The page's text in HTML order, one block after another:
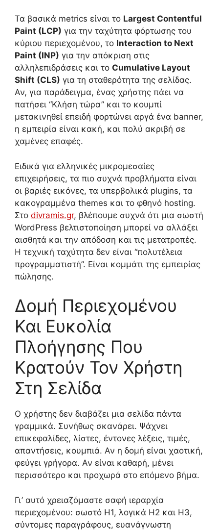
Τα βασικά metrics είναι το Largest Contentful
Paint (LCP) για την ταχύτητα φόρτωσης του
κύριου περιεχομένου, το Interaction to Next
Paint (INP) για την απόκριση στις
αλληλεπιδράσεις και το Cumulative Layout
Shift (CLS) για τη σταθερότητα της σελίδας.
Αν, για παράδειγμα, ένας χρήστης πάει να
πατήσει “Κλήση τώρα” και το κουμπί
μετακινηθεί επειδή φορτώνει αργά ένα banner,
η εμπειρία είναι κακή, και πολύ ακριβή σε
χαμένες επαφές.
Ειδικά για ελληνικές μικρομεσαίες
επιχειρήσεις, τα πιο συχνά προβλήματα είναι
οι βαριές εικόνες, τα υπερβολικά plugins, τα
κακογραμμένα themes και το φθηνό hosting.
Στο divramis.gr, βλέπουμε συχνά ότι μια σωστή
WordPress βελτιστοποίηση μπορεί να αλλάξει
αισθητά και την απόδοση και τις μετατροπές.
Η τεχνική ταχύτητα δεν είναι “πολυτέλεια
προγραμματιστή”. Είναι κομμάτι της εμπειρίας
πώλησης.
Δομή Περιεχομένου
Και Ευκολία
Πλοήγησης Που
Κρατούν Τον Χρήστη
Στη Σελίδα
Ο χρήστης δεν διαβάζει μια σελίδα πάντα
γραμμικά. Συνήθως σκανάρει. Ψάχνει
επικεφαλίδες, λίστες, έντονες λέξεις, τιμές,
απαντήσεις, κουμπιά. Αν η δομή είναι χαοτική,
φεύγει γρήγορα. Αν είναι καθαρή, μένει
περισσότερο και προχωρά στο επόμενο βήμα.
Γι’ αυτό χρειαζόμαστε σαφή ιεραρχία
περιεχομένου: σωστό H1, λογικά H2 και H3,
σύντομες παραγράφους, ευανάγνωστη